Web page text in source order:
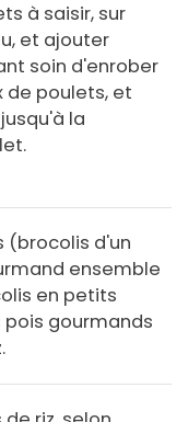
à saisir, sur
et ajouter
soin d'enrober
de poulets, et
la
(brocolis d'un
ensemble
en petits
gourmands